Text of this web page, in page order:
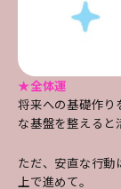
★全体運
将来への基礎作り
な基盤を整えると
ただ、安直な行動
上で進めて。